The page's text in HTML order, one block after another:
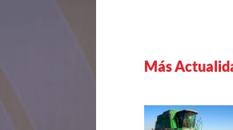
Más